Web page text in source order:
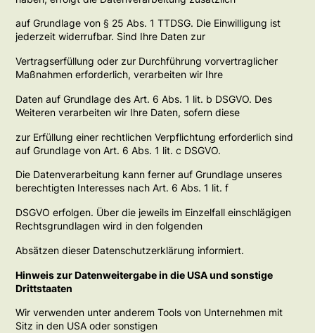
auf Grundlage von § 25 Abs. 1 TTDSG. Die Einwilligung ist
jederzeit widerrufbar. Sind Ihre Daten zur
Vertragserfüllung oder zur Durchführung vorvertraglicher
Maßnahmen erforderlich, verarbeiten wir Ihre
Daten auf Grundlage des Art. 6 Abs. 1 lit. b DSGVO. Des
Weiteren verarbeiten wir Ihre Daten, sofern diese
zur Erfüllung einer rechtlichen Verpflichtung erforderlich sind
auf Grundlage von Art. 6 Abs. 1 lit. c DSGVO.
Die Datenverarbeitung kann ferner auf Grundlage unseres
berechtigten Interesses nach Art. 6 Abs. 1 lit. f
DSGVO erfolgen. Über die jeweils im Einzelfall einschlägigen
Rechtsgrundlagen wird in den folgenden
Absätzen dieser Datenschutzerklärung informiert.
Hinweis zur Datenweitergabe in die USA und sonstige
Drittstaaten
Wir verwenden unter anderem Tools von Unternehmen mit
Sitz in den USA oder sonstigen